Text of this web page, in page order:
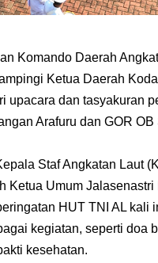
Komando Daerah
Ketua Daerah
upacara dan tasyakuran
Arafuru dan GOR
Staf Angkatan Laut
Ketua Umum
HUT TNI AL kali
kegiatan, seperti doa
kesehatan.